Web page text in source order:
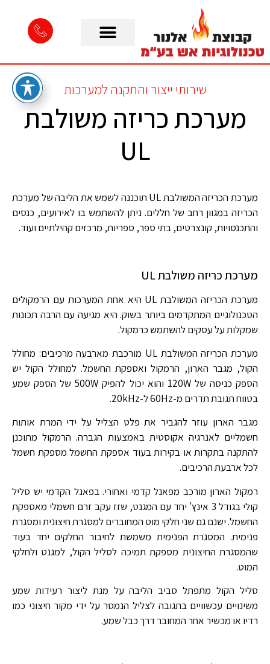
שירותי ייצור והתקנה למערכות
מערכת כריזה משולבת
UL
מערכת הכריזה המשולבת UL תוכננה לשמש את הליבה של מערכת
הכריזה במגוון רחב של חללים. ניתן להשתמש בו לאירועים, כנסים
והתכנסויות, קונצרטים, בתי ספר, ספריות, מרכזים קהילתיים ועוד.
מערכת כריזה משולבת UL
מערכת הכריזה המשולבת UL היא אחת המערכות עם הרמקולים
הטכנולוגיים המתקדמים ביותר בשוק. היא מגיעה עם הרבה תכונות
שמקלות על עסקים להשתמש כרמקול.
מערכת הכריזה המשולבת UL מורכבת מארבעה מרכיבים: מחולל
הקול, מגבר הארון, הרמקול ואספקת החשמל. למחולל הקול יש
הספק כניסה של 120W והוא יכול להפיק 500W של הספק שמע
בטווח תגובת תדרים מ-60Hz ל-20kHz.
מגבר הארון עוזר להגביר את פלט הצליל על ידי המרת אותות
חשמליים לאנרגיה אקוסטית באמצעות הגברה. הרמקול מתוכנן
להתקנה בתקרות או בקירות בעוד אספקת החשמל מספקת חשמל
לכל ארבעת הרכיבים.
רמקול הארון מורכב מפאנל קדמי ואחורי. בפאנל הקדמי יש סליל
קולי בגודל 3 אינץ' יחד עם המגנט, שזז עקב זרם חשמלי מאספקת
החשמל. ישנם גם שני חלקי מוט המחוברים למסגרת חיצונית ומסגרת
פנימית. המסגרת הפנימית משמשת לחיבור החלקים יחד בעוד
שהמסגרת החיצונית מספקת תמיכה לסליל הקול, למגנט ולחלקי
המוט.
סליל הקול מתפתל סביב הליבה על מנת ליצור רעידות שמע
משינויים עכשוויים בתגובה לצליל הנמסר על ידי מקור חיצוני כמו
רדיו או מכשיר אחר המחובר דרך כבל שמע.